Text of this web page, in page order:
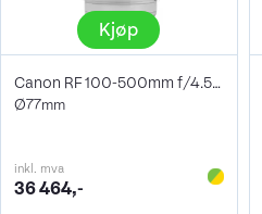
Kjøp
Canon RF 100-500mm f/4.5-7.1 L IS USM
Ø77mm
inkl. mva
36 464,-